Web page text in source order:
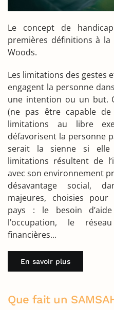
Le concept de
premières définitions à
Woods.
Les limitations des gestes
engagent la personne
une intention ou un but.
(ne pas être capable
limitations au libre
défavorisent la personne
serait la sienne si elle
limitations résultent de
avec son environnement
désavantage social,
majeures, choisies
pays : le besoin
l’occupation, le
financières...
En savoir plus
Que fait un